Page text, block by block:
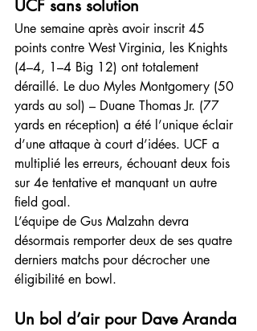
UCF sans solution
Une semaine après avoir inscrit 45
points contre West Virginia, les Knights
(4–4, 1–4 Big 12) ont totalement
déraillé. Le duo Myles Montgomery (50
yards au sol) – Duane Thomas Jr. (77
yards en réception) a été l’unique éclair
d’une attaque à court d’idées. UCF a
multiplié les erreurs, échouant deux fois
sur 4e tentative et manquant un autre
field goal.
L’équipe de Gus Malzahn devra
désormais remporter deux de ses quatre
derniers matchs pour décrocher une
éligibilité en bowl.
Un bol d’air pour Dave Aranda